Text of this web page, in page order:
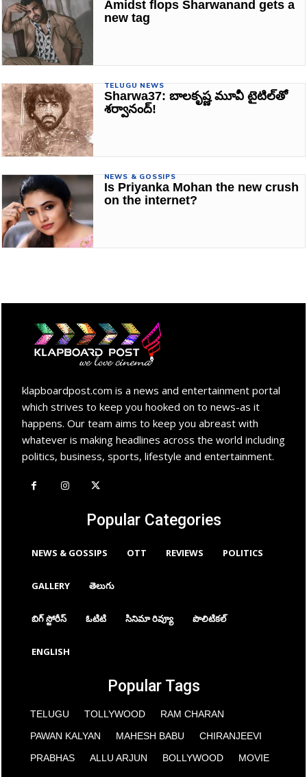
Amidst flops Sharwanand gets a
new tag
TELUGU NEWS
Sharwa37: బాలకృష్ణ మూవీ టైటిల్‌తో
శర్వానంద్‌!
NEWS & GOSSIPS
Is Priyanka Mohan the new crush
on the internet?
klapboardpost.com is a news and entertainment portal
which strives to keep you hooked on to news-as it
happens. Our team aims to keep you abreast with
whatever is making headlines across the world including
politics, business, sports, lifestyle and entertainment.
Popular Categories
NEWS & GOSSIPS OTT REVIEWS POLITICS
GALLERY తెలుగు
బిగ్ స్టోరీస్ ఓటిటి సినిమా రివ్యూ పొలిటికల్
ENGLISH
Popular Tags
TELUGU TOLLYWOOD
RAM CHARAN
PAWAN KALYAN
MAHESH BABU
CHIRANJEEVI
PRABHAS
ALLU ARJUN BOLLYWOOD MOVIE